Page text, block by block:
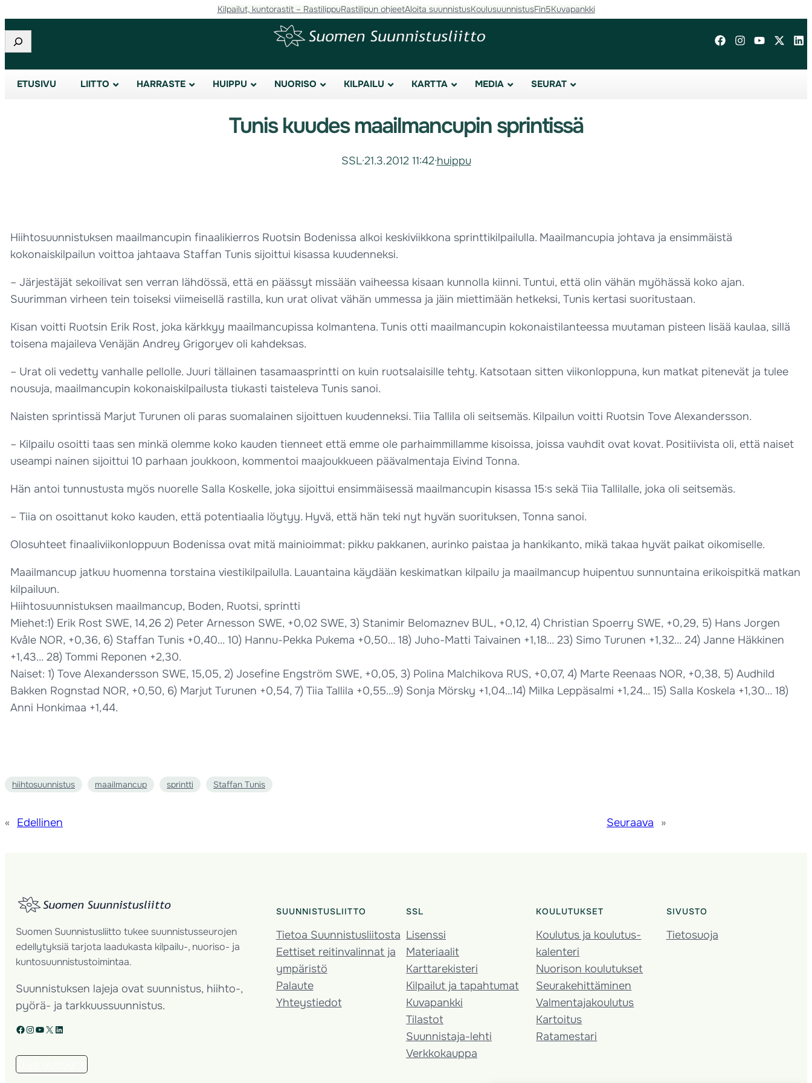
Kilpailut, kuntorastit – RastilippuRastilipun ohjeetAloita suunnistusKoulusuunnistusFin5Kuvapankki
Etsi
ETUSIVU LIITTO HARRASTE HUIPPU NUORISO KILPAILU KARTTA MEDIA SEURAT
Tunis kuudes maailmancupin sprintissä
SSL·21.3.2012 11:42·huippu
Hiihtosuunnistuksen maailmancupin finaalikierros Ruotsin Bodenissa alkoi keskiviikkona sprinttikilpailulla. Maailmancupia johtava ja ensimmäistä
kokonaiskilpailun voittoa jahtaava Staffan Tunis sijoittui kisassa kuudenneksi.
– Järjestäjät sekoilivat sen verran lähdössä, että en päässyt missään vaiheessa kisaan kunnolla kiinni. Tuntui, että olin vähän myöhässä koko ajan.
Suurimman virheen tein toiseksi viimeisellä rastilla, kun urat olivat vähän ummessa ja jäin miettimään hetkeksi, Tunis kertasi suoritustaan.
Kisan voitti Ruotsin Erik Rost, joka kärkkyy maailmancupissa kolmantena. Tunis otti maailmancupin kokonaistilanteessa muutaman pisteen lisää kaulaa, sillä
toisena majaileva Venäjän Andrey Grigoryev oli kahdeksas.
– Urat oli vedetty vanhalle pellolle. Juuri tällainen tasamaasprintti on kuin ruotsalaisille tehty. Katsotaan sitten viikonloppuna, kun matkat pitenevät ja tulee
nousuja, maailmancupin kokonaiskilpailusta tiukasti taisteleva Tunis sanoi.
Naisten sprintissä Marjut Turunen oli paras suomalainen sijoittuen kuudenneksi. Tiia Tallila oli seitsemäs. Kilpailun voitti Ruotsin Tove Alexandersson.
– Kilpailu osoitti taas sen minkä olemme koko kauden tienneet että emme ole parhaimmillamme kisoissa, joissa vauhdit ovat kovat. Positiivista oli, että naiset
useampi nainen sijoittui 10 parhaan joukkoon, kommentoi maajoukkueen päävalmentaja Eivind Tonna.
Hän antoi tunnustusta myös nuorelle Salla Koskelle, joka sijoittui ensimmäisessä maailmancupin kisassa 15:s sekä Tiia Tallilalle, joka oli seitsemäs.
– Tiia on osoittanut koko kauden, että potentiaalia löytyy. Hyvä, että hän teki nyt hyvän suorituksen, Tonna sanoi.
Olosuhteet finaaliviikonloppuun Bodenissa ovat mitä mainioimmat: pikku pakkanen, aurinko paistaa ja hankikanto, mikä takaa hyvät paikat oikomiselle.
Maailmancup jatkuu huomenna torstaina viestikilpailulla. Lauantaina käydään keskimatkan kilpailu ja maailmancup huipentuu sunnuntaina erikoispitkä matkan
kilpailuun.
Hiihtosuunnistuksen maailmancup, Boden, Ruotsi, sprintti
Miehet:1) Erik Rost SWE, 14,26 2) Peter Arnesson SWE, +0,02 SWE, 3) Stanimir Belomaznev BUL, +0,12, 4) Christian Spoerry SWE, +0,29, 5) Hans Jorgen
Kvåle NOR, +0,36, 6) Staffan Tunis +0,40… 10) Hannu-Pekka Pukema +0,50… 18) Juho-Matti Taivainen +1,18… 23) Simo Turunen +1,32… 24) Janne Häkkinen
+1,43… 28) Tommi Reponen +2,30.
Naiset: 1) Tove Alexandersson SWE, 15,05, 2) Josefine Engström SWE, +0,05, 3) Polina Malchikova RUS, +0,07, 4) Marte Reenaas NOR, +0,38, 5) Audhild
Bakken Rognstad NOR, +0,50, 6) Marjut Turunen +0,54, 7) Tiia Tallila +0,55…9) Sonja Mörsky +1,04…14) Milka Leppäsalmi +1,24… 15) Salla Koskela +1,30… 18)
Anni Honkimaa +1,44.
hiihtosuunnistus maailmancup sprintti Staffan Tunis
« Edellinen Seuraava »
Suomen Suunnistusliitto tukee suunnistusseurojen
edellytyksiä tarjota laadukasta kilpailu-, nuoriso- ja
kuntosuunnistustoimintaa.
Suunnistuksen lajeja ovat suunnistus, hiihto-,
pyörä- ja tarkkuussuunnistus.
Facebook Instagram YouTube X LinkedIn
SUUNNISTUSLIITTO
Tietoa Suunnistusliitosta
Eettiset reitinvalinnat ja
ympäristö
Palaute
Yhteystiedot
SSL
Lisenssi
Materiaalit
Karttarekisteri
Kilpailut ja tapahtumat
Kuvapankki
Tilastot
Suunnistaja-lehti
Verkkokauppa
KOULUTUKSET
Koulutus ja koulutus­
kalenteri
Nuorison koulutukset
Seura­kehittäminen
Valmentaja­koulutus
Kartoitus
Ratamestari
SIVUSTO
Tietosuoja